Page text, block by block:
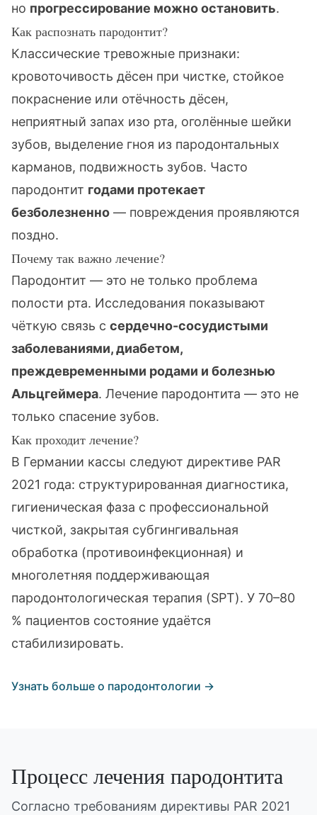
но прогрессирование можно остановить.
Как распознать пародонтит?
Классические тревожные признаки:
кровоточивость дёсен при чистке, стойкое
покраснение или отёчность дёсен,
неприятный запах изо рта, оголённые шейки
зубов, выделение гноя из пародонтальных
карманов, подвижность зубов. Часто
пародонтит годами протекает
безболезненно — повреждения проявляются
поздно.
Почему так важно лечение?
Пародонтит — это не только проблема
полости рта. Исследования показывают
чёткую связь с сердечно-сосудистыми
заболеваниями, диабетом,
преждевременными родами и болезнью
Альцгеймера. Лечение пародонтита — это не
только спасение зубов.
Как проходит лечение?
В Германии кассы следуют директиве PAR
2021 года: структурированная диагностика,
гигиеническая фаза с профессиональной
чисткой, закрытая субгингивальная
обработка (противоинфекционная) и
многолетняя поддерживающая
пародонтологическая терапия (SPT). У 70–80
% пациентов состояние удаётся
стабилизировать.
Узнать больше о пародонтологии →
Процесс лечения пародонтита
Согласно требованиям директивы PAR 2021